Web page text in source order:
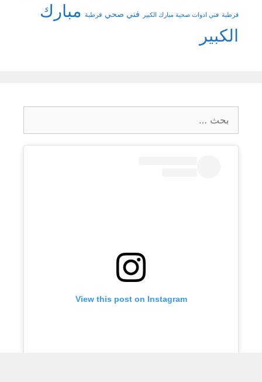
قرطبة فني ادوات صحية مبارك الكبير فني صحي قرطبة مبارك
الكبير
عن:
View this post on Instagram